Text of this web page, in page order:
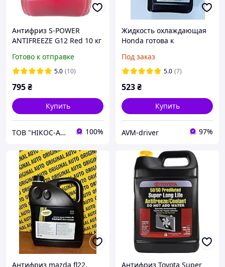
Антифриз S-POWER
ANTIFREEZE G12 Red 10 кг
Готово к отправке
5.0 (10)
795₴
Купить
ТОВ "НІКОС-АВТО" 100%
Жидкость охлаждающая
Honda готова к
(08CLAG016S2)
Под заказ
5.0 (7)
523₴
Купить
AVM-driver 97%
Антифриз mazda fl22, Антифриз Toyota Super